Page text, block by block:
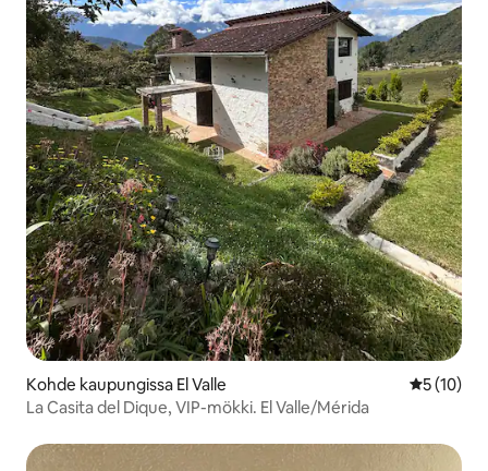
Kohde kaupungissa El Valle
5 (10)
La Casita del Dique, VIP-mökki. El Valle/Mérida